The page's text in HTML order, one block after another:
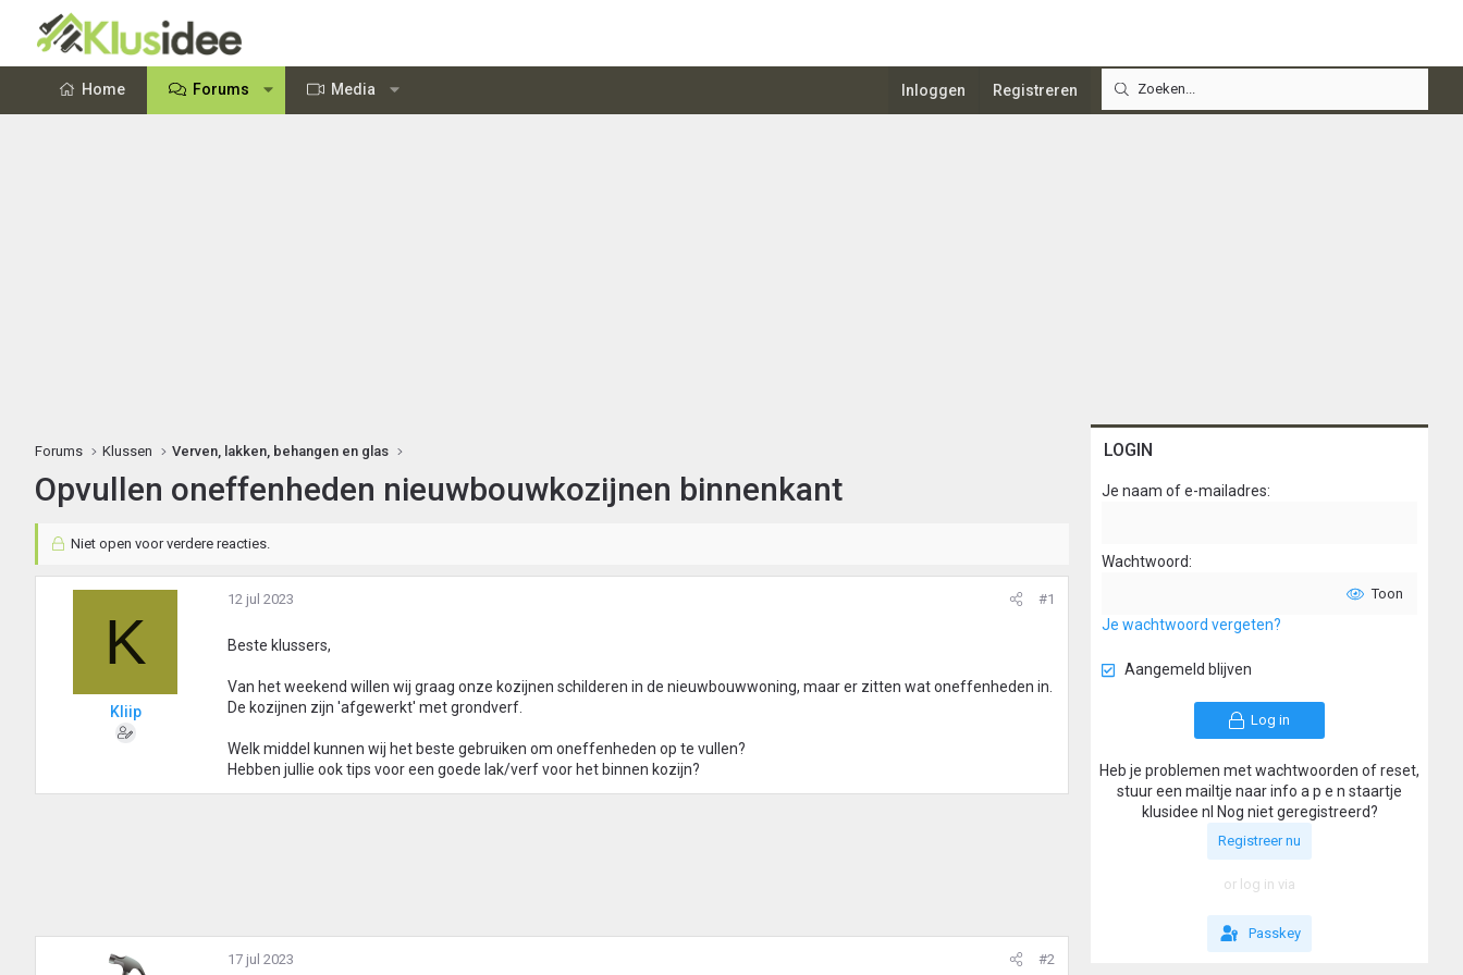
Home Forums Media Inloggen Registreren
Forums Klussen Verven, lakken, behangen en glas
Opvullen oneffenheden nieuwbouwkozijnen binnenkant
Niet open voor verdere reacties.
K
Kliip
12 jul 2023 #1
Beste klussers,
Van het weekend willen wij graag onze kozijnen schilderen in de nieuwbouwwoning, maar er zitten wat oneffenheden in.
De kozijnen zijn 'afgewerkt' met grondverf.
Welk middel kunnen wij het beste gebruiken om oneffenheden op te vullen?
Hebben jullie ook tips voor een goede lak/verf voor het binnen kozijn?
17 jul 2023 #2
LOGIN
Je naam of e-mailadres
Wachtwoord
Toon
Je wachtwoord vergeten?
Aangemeld blijven
Log in
Heb je problemen met wachtwoorden of reset,
stuur een mailtje naar info a p e n staartje
klusidee nl Nog niet geregistreerd?
Registreer nu
or log in via
Passkey